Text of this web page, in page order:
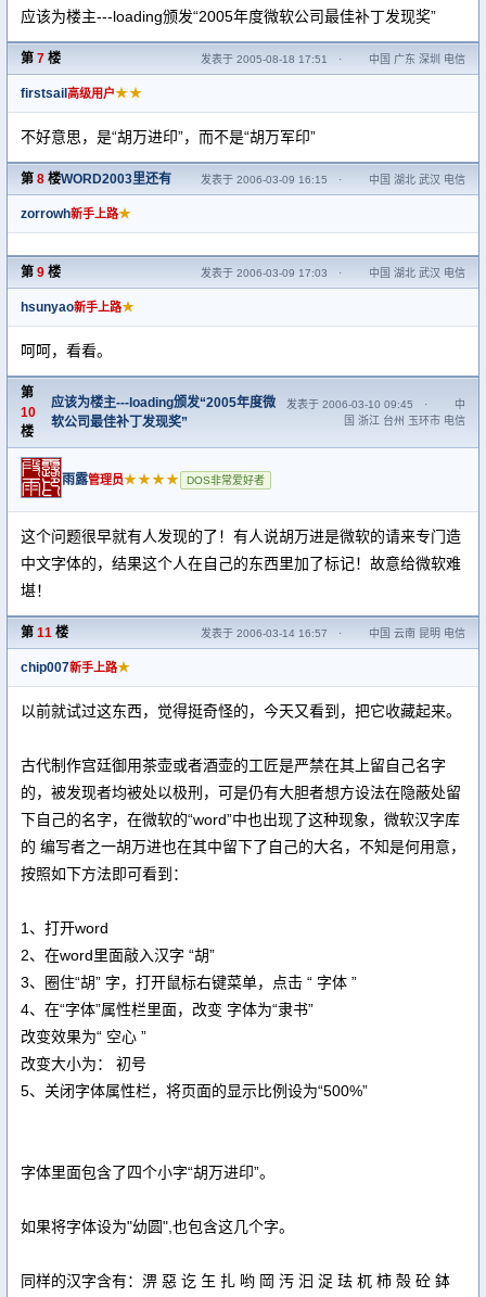
应该为楼主---loading颁发“2005年度微软公司最佳补丁发现奖”
第 7 楼 发表于 2005-08-18 17:51 · 中国 广东 深圳 电信
firstsail 高级用户★★
不好意思，是“胡万进印”，而不是“胡万军印”
第 8 楼WORD2003里还有 发表于 2006-03-09 16:15 · 中国 湖北 武汉 电信
zorrowh新手上路★
第 9 楼 发表于 2006-03-09 17:03 · 中国 湖北 武汉 电信
hsunyao新手上路★
呵呵，看看。
第
10
楼
应该为楼主---loading颁发“2005年度微
软公司最佳补丁发现奖”
发表于 2006-03-10 09:45 ·
中
国 浙江 台州 玉环市 电信
雨露管理员★★★★ DOS非常爱好者
这个问题很早就有人发现的了！有人说胡万进是微软的请来专门造
中文字体的，结果这个人在自己的东西里加了标记！故意给微软难
堪！
第 11 楼 发表于 2006-03-14 16:57 · 中国 云南 昆明 电信
chip007新手上路★
以前就试过这东西，觉得挺奇怪的，今天又看到，把它收藏起来。
古代制作宫廷御用茶壶或者酒壶的工匠是严禁在其上留自己名字
的，被发现者均被处以极刑，可是仍有大胆者想方设法在隐蔽处留
下自己的名字，在微软的“word”中也出现了这种现象，微软汉字库
的 编写者之一胡万进也在其中留下了自己的大名，不知是何用意，
按照如下方法即可看到：
1、打开word
2、在word里面敲入汉字 “胡”
3、圈住“胡” 字，打开鼠标右键菜单，点击 “ 字体 ”
4、在“字体”属性栏里面，改变 字体为“隶书”
改变效果为“ 空心 ”
改变大小为： 初号
5、关闭字体属性栏，将页面的显示比例设为“500%”
字体里面包含了四个小字“胡万进印”。
如果将字体设为"幼圆",也包含这几个字。
同样的汉字含有：淠 惡 讫 玍 扎 哟 岡 汚 汩 浞 珐 杌 柿 殻 砼 鉢